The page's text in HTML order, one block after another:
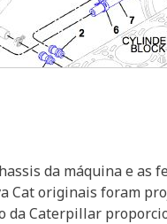
da máquina e as
Cat originais foram
da Caterpillar